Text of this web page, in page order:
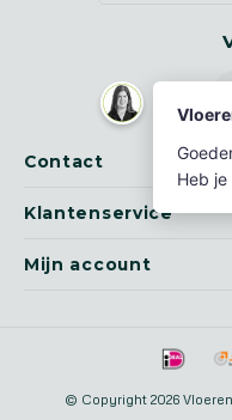
Contact
Klantenservice
Mijn account
© Copyright 2026